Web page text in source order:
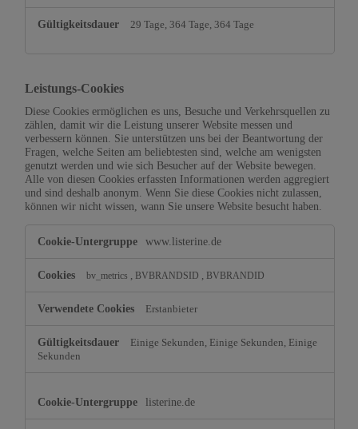
29 Tage, 364 Tage, 364 Tage
Leistungs-Cookies
Diese Cookies ermöglichen es uns, Besuche und Verkehrsquellen zu
zählen, damit wir die Leistung unserer Website messen und
verbessern können. Sie unterstützen uns bei der Beantwortung der
Fragen, welche Seiten am beliebtesten sind, welche am wenigsten
genutzt werden und wie sich Besucher auf der Website bewegen.
Alle von diesen Cookies erfassten Informationen werden aggregiert
und sind deshalb anonym. Wenn Sie diese Cookies nicht zulassen,
können wir nicht wissen, wann Sie unsere Website besucht haben.
Cookies
www.listerine.de
bv_metrics , BVBRANDSID , BVBRANDID
Erstanbieter
Einige Sekunden, Einige Sekunden, Einige
Sekunden
listerine.de